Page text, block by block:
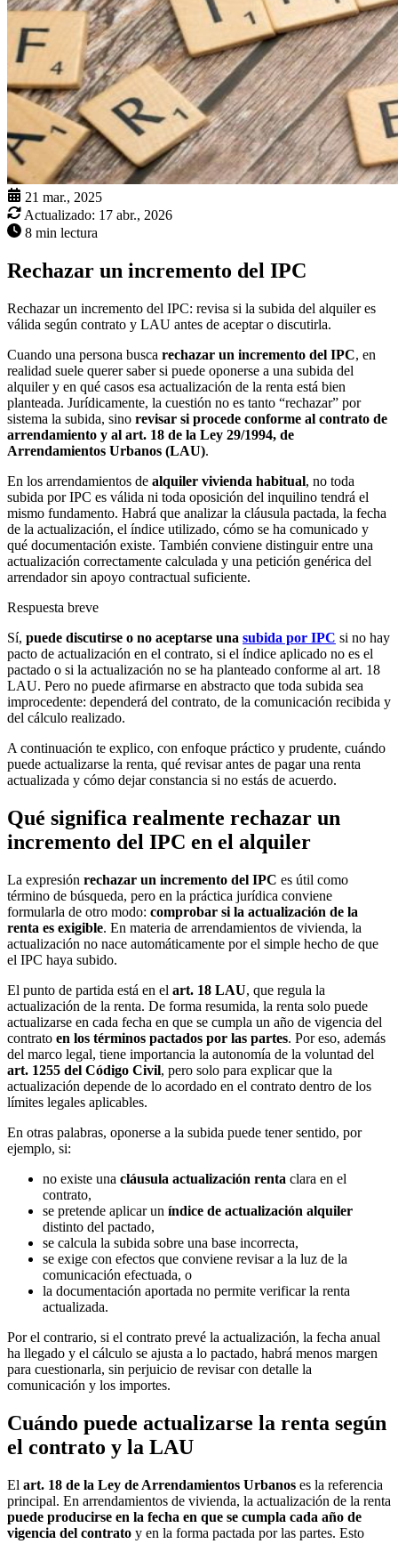
21 mar., 2025
Actualizado: 17 abr., 2026
8 min lectura
Rechazar un incremento del IPC
Rechazar un incremento del IPC: revisa si la subida del alquiler es
válida según contrato y LAU antes de aceptar o discutirla.
Cuando una persona busca rechazar un incremento del IPC, en
realidad suele querer saber si puede oponerse a una subida del
alquiler y en qué casos esa actualización de la renta está bien
planteada. Jurídicamente, la cuestión no es tanto “rechazar” por
sistema la subida, sino revisar si procede conforme al contrato de
arrendamiento y al art. 18 de la Ley 29/1994, de
Arrendamientos Urbanos (LAU).
En los arrendamientos de alquiler vivienda habitual, no toda
subida por IPC es válida ni toda oposición del inquilino tendrá el
mismo fundamento. Habrá que analizar la cláusula pactada, la fecha
de la actualización, el índice utilizado, cómo se ha comunicado y
qué documentación existe. También conviene distinguir entre una
actualización correctamente calculada y una petición genérica del
arrendador sin apoyo contractual suficiente.
Respuesta breve
Sí, puede discutirse o no aceptarse una subida por IPC si no hay
pacto de actualización en el contrato, si el índice aplicado no es el
pactado o si la actualización no se ha planteado conforme al art. 18
LAU. Pero no puede afirmarse en abstracto que toda subida sea
improcedente: dependerá del contrato, de la comunicación recibida y
del cálculo realizado.
A continuación te explico, con enfoque práctico y prudente, cuándo
puede actualizarse la renta, qué revisar antes de pagar una renta
actualizada y cómo dejar constancia si no estás de acuerdo.
Qué significa realmente rechazar un
incremento del IPC en el alquiler
La expresión rechazar un incremento del IPC es útil como
término de búsqueda, pero en la práctica jurídica conviene
formularla de otro modo: comprobar si la actualización de la
renta es exigible. En materia de arrendamientos de vivienda, la
actualización no nace automáticamente por el simple hecho de que
el IPC haya subido.
El punto de partida está en el art. 18 LAU, que regula la
actualización de la renta. De forma resumida, la renta solo puede
actualizarse en cada fecha en que se cumpla un año de vigencia del
contrato en los términos pactados por las partes. Por eso, además
del marco legal, tiene importancia la autonomía de la voluntad del
art. 1255 del Código Civil, pero solo para explicar que la
actualización depende de lo acordado en el contrato dentro de los
límites legales aplicables.
En otras palabras, oponerse a la subida puede tener sentido, por
ejemplo, si:
no existe una cláusula actualización renta clara en el
contrato,
se pretende aplicar un índice de actualización alquiler
distinto del pactado,
se calcula la subida sobre una base incorrecta,
se exige con efectos que conviene revisar a la luz de la
comunicación efectuada, o
la documentación aportada no permite verificar la renta
actualizada.
Por el contrario, si el contrato prevé la actualización, la fecha anual
ha llegado y el cálculo se ajusta a lo pactado, habrá menos margen
para cuestionarla, sin perjuicio de revisar con detalle la
comunicación y los importes.
Cuándo puede actualizarse la renta según
el contrato y la LAU
El art. 18 de la Ley de Arrendamientos Urbanos es la referencia
principal. En arrendamientos de vivienda, la actualización de la renta
puede producirse en la fecha en que se cumpla cada año de
vigencia del contrato y en la forma pactada por las partes. Esto